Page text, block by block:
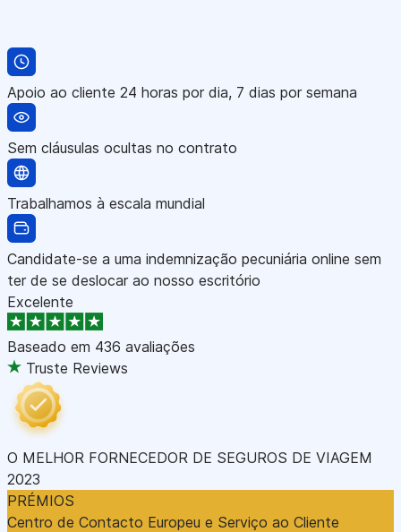
Apoio ao cliente 24 horas por dia, 7 dias por semana
Sem cláusulas ocultas no contrato
Trabalhamos à escala mundial
Candidate-se a uma indemnização pecuniária online sem
ter de se deslocar ao nosso escritório
Excelente
Baseado em 436 avaliações
Truste Reviews
O MELHOR FORNECEDOR DE SEGUROS DE VIAGEM
2023
PRÉMIOS
Centro de Contacto Europeu e Serviço ao Cliente